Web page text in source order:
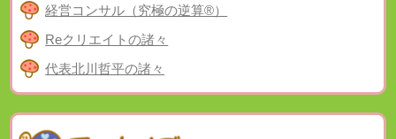
経営コンサル（究極の逆算®）
Reクリエイトの諸々
代表北川哲平の諸々